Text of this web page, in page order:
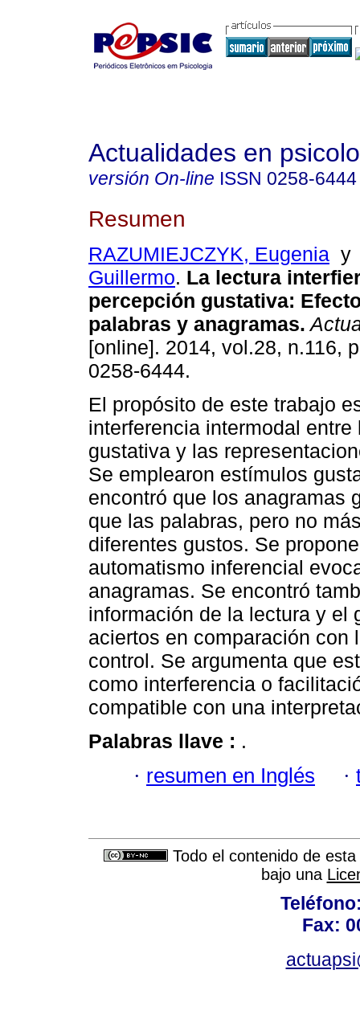
Actualidades en
versión On-line ISSN 0258-6444
Resumen
RAZUMIEJCZYK, Eugenia
Guillermo. La lectura
percepción gustativa:
palabras y anagramas.
[online]. 2014, vol.28, n.116,
0258-6444.
El propósito de este trabajo
interferencia intermodal entre
gustativa y las
Se emplearon estímulos
encontró que los anagramas
que las palabras, pero no
diferentes gustos. Se
automatismo inferencial
anagramas. Se encontró
información de la lectura y el
aciertos en comparación
control. Se argumenta que
como interferencia o
compatible con una
Palabras llave : .
· resumen en Inglés ·
Todo el contenido de
bajo una
Fax: